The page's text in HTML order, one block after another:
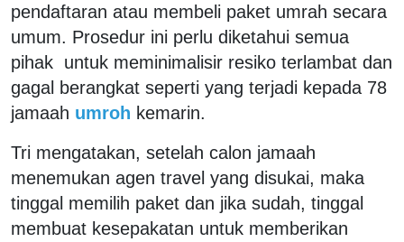
pendaftaran atau membeli paket umrah secara
umum. Prosedur ini perlu diketahui semua
pihak untuk meminimalisir resiko terlambat dan
gagal berangkat seperti yang terjadi kepada 78
jamaah umroh kemarin.
Tri mengatakan, setelah calon jamaah
menemukan agen travel yang disukai, maka
tinggal memilih paket dan jika sudah, tinggal
membuat kesepakatan untuk memberikan